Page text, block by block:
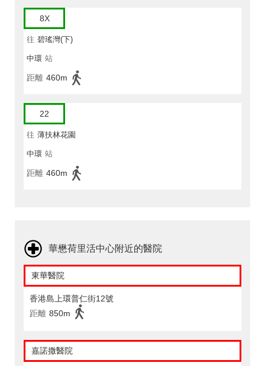
8X
往 碧瑤灣(下)
中環 站
距離 460m
22
往 薄扶林花園
中環 站
距離 460m
華懋荷里活中心附近的醫院
東華醫院
香港島上環普仁街12號
距離 850m
嘉諾撒醫院